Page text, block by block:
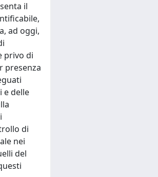
il
ad oggi,
privo di
presenza
e delle
di
nei
del